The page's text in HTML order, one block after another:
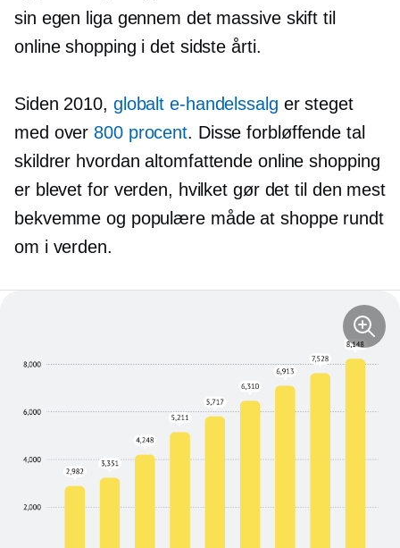
sin egen liga gennem det massive skift til
online shopping i det sidste årti.
Siden 2010, globalt e-handelssalg er steget
med over 800 procent. Disse forbløffende tal
skildrer hvordanaltomfattende online shopping
er blevet for verden, hvilket gør det til den mest
bekvemme og populære måde at shoppe rundt
om i verden.